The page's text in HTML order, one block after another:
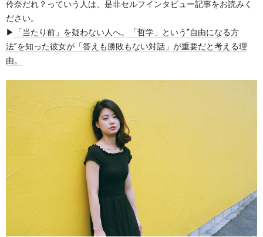
伶奈だれ？っていう人は、是非セルフインタビュー記事をお読みく
ださい。
▶︎
「当たり前」を疑わない人へ。「哲学」という“自由になる方
法”を知った彼女が「答えも勝敗もない対話」が重要だと考える理
由。